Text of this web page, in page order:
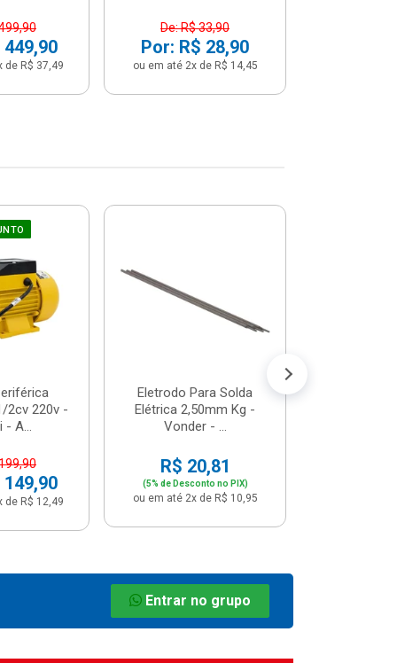
de R$ 37,49
De: R$ 33,90
Por: R$ 28,90
ou em até 2x de R$ 14,45
2cv 220v -
- A...
149,90
de R$ 12,49
Eletrodo Para Solda
Elétrica 2,50mm Kg -
Vonder - ...
R$ 20,81
(5% de Desconto no PIX)
ou em até 2x de R$ 10,95
Entrar no grupo